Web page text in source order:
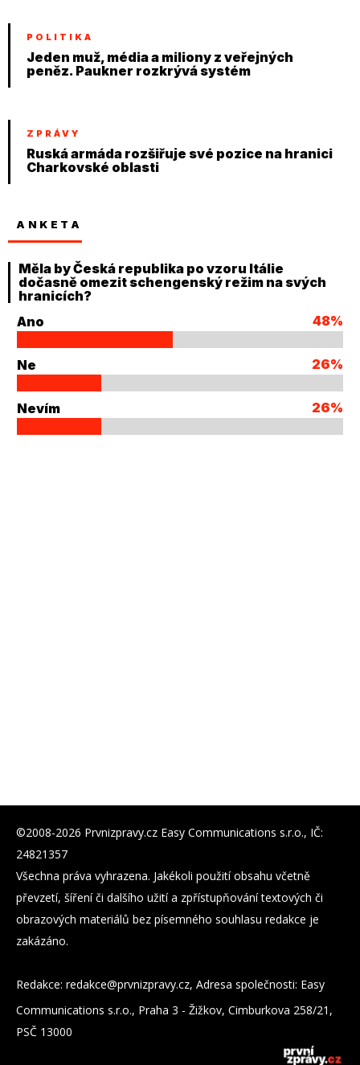
POLITIKA
Jeden muž, média a miliony z veřejných
peněz. Paukner rozkrývá systém
ZPRÁVY
Ruská armáda rozšiřuje své pozice na hranici
Charkovské oblasti
ANKETA
Měla by Česká republika po vzoru Itálie
dočasně omezit schengenský režim na svých
hranicích?
Ano
48%
Ne 26%
Nevím 26%
©2008-2026 Prvnizpravy.cz Easy Communications s.r.o., IČ:
24821357
Všechna práva vyhrazena. Jakékoli použití obsahu včetně
převzetí, šíření či dalšího užití a zpřístupňování textových či
obrazových materiálů bez písemného souhlasu redakce je
zakázáno.
Redakce: zc.yvarpzinvrp@eckader, Adresa společnosti: Easy
Communications s.r.o., Praha 3 - Žižkov, Cimburkova 258/21,
PSČ 13000